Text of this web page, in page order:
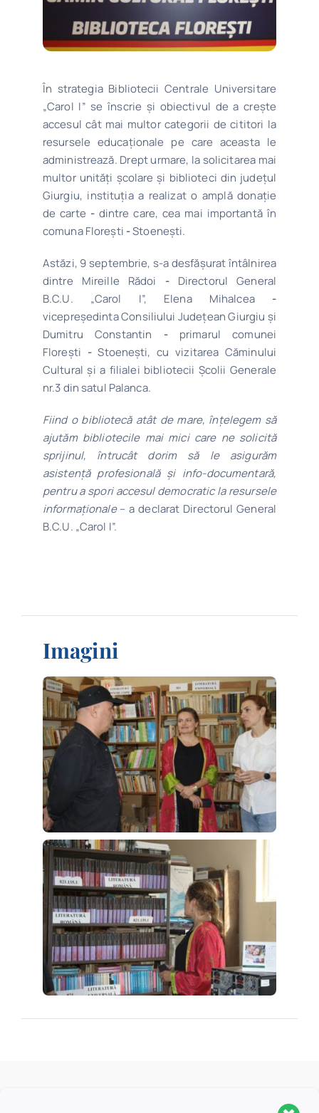
În strategia Bibliotecii Centrale Universitare
„Carol I” se înscrie și obiectivul de a crește
accesul cât mai multor categorii de cititori la
resursele educaționale pe care aceasta le
administrează. Drept urmare, la solicitarea mai
multor unități școlare și biblioteci din județul
Giurgiu, instituția a realizat o amplă donație
de carte -dintre care, cea mai importantă în
comuna Florești -Stoenești.
Astăzi, 9 septembrie, s-a desfășurat întâlnirea
dintre Mireille Rădoi -Directorul General
B.C.U. „Carol I”, Elena Mihalcea -
vicepreședinta Consiliului Județean Giurgiu și
Dumitru Constantin -primarul comunei
Florești -Stoenești, cu vizitarea Căminului
Cultural și a filialei bibliotecii Școlii Generale
nr.3 din satul Palanca.
Fiind o bibliotecă atât de mare, înțelegem să
ajutăm bibliotecile mai mici care ne solicită
sprijinul, întrucât dorim să le asigurăm
asistență profesională și info-documentară,
pentru a spori accesul democratic la resursele
informaționale– a declarat Directorul General
B.C.U. „Carol I”.
Imagini